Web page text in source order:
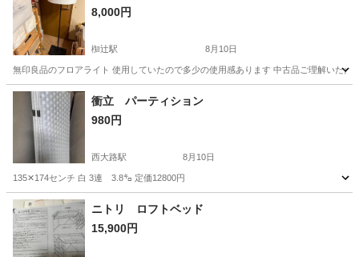
8,000円
椥辻駅 8月10日
無印良品のフロアライト 使用していたので多少の使用感あります 中古品ご理解いた
京都 京都市 椥辻駅
衝立 パーティション
980円
西大路駅 8月10日
135✕174センチ 白 3連 3.8㌔ 定価12800円
京都 京都市 西大路駅 カーテン、ブラインド
ニトリ ロフトベッド
15,900円